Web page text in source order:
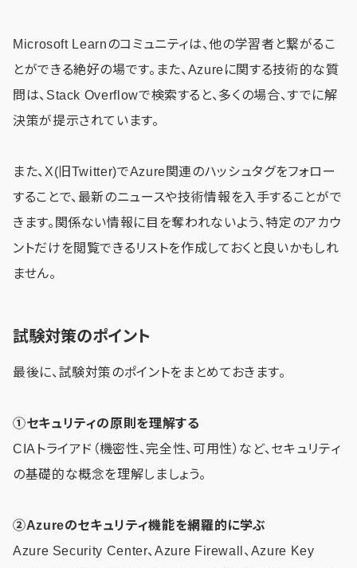
Microsoft Learnのコミュニティは、他の学習者と繋がるこ
とができる絶好の場です。また、Azureに関する技術的な質
問は、Stack Overflowで検索すると、多くの場合、すでに解
決策が提示されています。
また、X(旧Twitter)でAzure関連のハッシュタグをフォロー
することで、最新のニュースや技術情報を入手することがで
きます。関係ない情報に目を奪われないよう、特定のアカウ
ントだけを閲覧できるリストを作成しておくと良いかもしれ
ません。
試験対策のポイント
最後に、試験対策のポイントをまとめておきます。
①セキュリティの原則を理解する
CIAトライアド（機密性、完全性、可用性）など、セキュリティ
の基礎的な概念を理解しましょう。
②Azureのセキュリティ機能を網羅的に学ぶ
Azure Security Center、Azure Firewall、Azure Key